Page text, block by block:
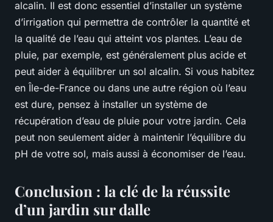
alcalin. Il est donc essentiel d’installer un système
d’irrigation qui permettra de contrôler la quantité et
la qualité de l’eau qui atteint vos plantes. L’eau de
pluie, par exemple, est généralement plus acide et
peut aider à équilibrer un sol alcalin. Si vous habitez
en Île-de-France ou dans une autre région où l’eau
est dure, pensez à installer un système de
récupération d’eau de pluie pour votre jardin. Cela
peut non seulement aider à maintenir l’équilibre du
pH de votre sol, mais aussi à économiser de l’eau.
Conclusion : la clé de la réussite
d’un jardin sur dalle